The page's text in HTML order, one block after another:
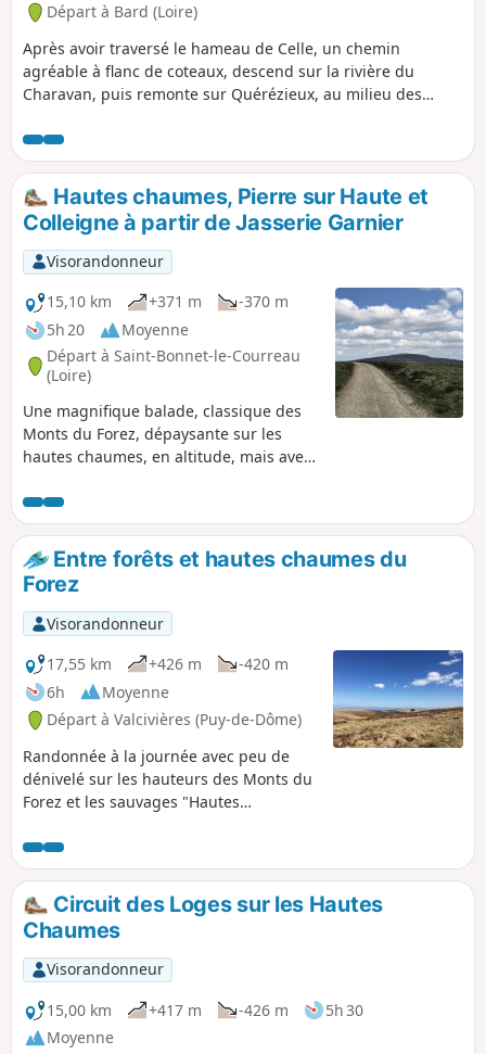
Départ à Bard (Loire)
Après avoir traversé le hameau de Celle, un chemin
agréable à flanc de coteaux, descend sur la rivière du
Charavan, puis remonte sur Quérézieux, au milieu des
sur le Vieil-Écotay niché au fond de la vallée, avec ses belles
maisons en pierre, son château, son église, son lavoir, et ses
deux rivières qui se rejoignent sous un magnifique petit
pont en pierre.
Hautes chaumes, Pierre sur Haute et
Colleigne à partir de Jasserie Garnier
Visorandonneur
15,10 km
+371 m
-370 m
5h 20
Moyenne
Départ à Saint-Bonnet-le-Courreau
(Loire)
Une magnifique balade, classique des
Monts du Forez, dépaysante sur les
hautes chaumes, en altitude, mais avec
Entre forêts et hautes chaumes du
Forez
Visorandonneur
17,55 km
+426 m
-420 m
6h
Moyenne
Départ à Valcivières (Puy-de-Dôme)
Randonnée à la journée avec peu de
dénivelé sur les hauteurs des Monts du
Forez et les sauvages "Hautes
le sommet du Monthiallier pour la vue.
Se fait bien l'hiver en raquettes et
même en ski nordique. Grand spot de
ski à voile (snowkite) au Col des
Supeyres.
Circuit des Loges sur les Hautes
Chaumes
Visorandonneur
15,00 km
+417 m -426 m
5h 30
Moyenne